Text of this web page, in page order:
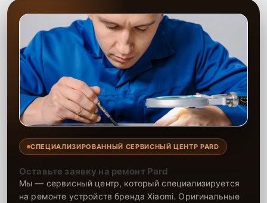
СПЕЦИАЛИЗИРОВАННЫЙ СЕРВИСНЫЙ ЦЕНТР PARD
Оставьте заявку на ремонт Pard
Мы — сервисный центр, который специализируется
на ремонте устройств бренда Xiaomi. Оригинальные